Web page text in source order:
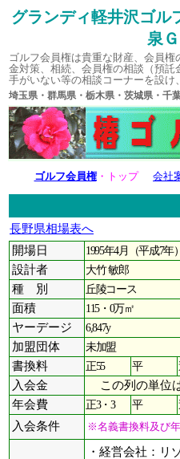
グランディ軽井沢ゴル
泉Ｇ
ゴルフ会員権は貴重な財産、会員
金対策、相続、会員権の相談（預
手がいない等の相談コーナーを設
埼玉県・群馬県・栃木県・茨城
ゴルフ会員権・トップ 会社
長野県相場表へ
開場日
1995年4月（平成7年）
設計者
大竹 敏郎
種 別
丘陵コース
面積
115・0万㎡
ヤーデージ
6,847y
加盟団体
未加盟
書換料
正55 平
入会金
この列の単位
年会費
正3・3 平
入会条件
※名義書換料及び
・経営会社：リ